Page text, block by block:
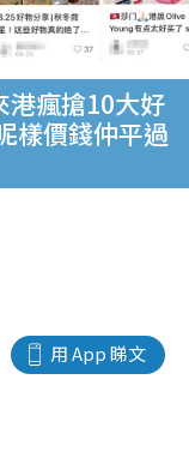
港瘋搶10大好
樣價錢仲平過
用 App 睇文